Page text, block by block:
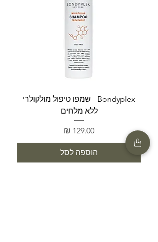
Bondyplex - שמפו טיפול מולקולרי
ללא מלחים
מחיר
הוספה לסל